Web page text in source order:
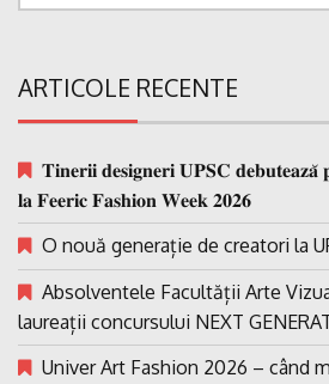
ARTICOLE RECENTE
𝐓𝐢𝐧𝐞𝐫𝐢𝐢 𝐝𝐞𝐬𝐢𝐠𝐧𝐞𝐫𝐢 𝐔𝐏𝐒𝐂 𝐝𝐞𝐛𝐮𝐭𝐞𝐚𝐳𝐚̆
𝐥𝐚 𝐅𝐞𝐞𝐫𝐢𝐜 𝐅𝐚𝐬𝐡𝐢𝐨𝐧 𝐖𝐞𝐞𝐤 𝟐𝟎𝟐𝟔
O nouă generație de creatori la
Absolventele Facultății Arte
laureații concursului NEXT
Univer Art Fashion 2026 – când